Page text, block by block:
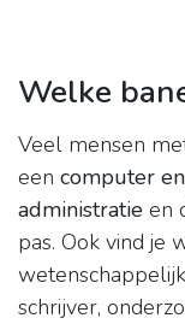
Welke
Veel mensen
een computer
administratie en
pas. Ook vind je
schrijver,